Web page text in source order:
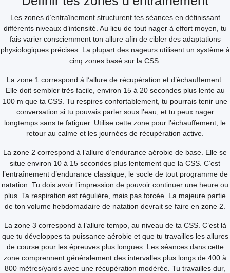
Les zones d’entraînement structurent tes séances en définissant
différents niveaux d’intensité. Au lieu de tout nager à effort moyen, tu
fais varier consciemment ton allure afin de cibler des adaptations
physiologiques précises. La plupart des nageurs utilisent un système à
cinq zones basé sur la CSS.
La zone 1 correspond à l’allure de récupération et d’échauffement.
Elle doit sembler très facile, environ 15 à 20 secondes plus lente au
100 m que ta CSS. Tu respires confortablement, tu pourrais tenir une
conversation si tu pouvais parler sous l’eau, et tu peux nager
longtemps sans te fatiguer. Utilise cette zone pour l’échauffement, le
retour au calme et les journées de récupération active.
La zone 2 correspond à l’allure d’endurance aérobie de base. Elle se
situe environ 10 à 15 secondes plus lentement que la CSS. C’est
l’entraînement d’endurance classique, le socle de tout programme de
natation. Tu dois avoir l’impression de pouvoir continuer une heure ou
plus. Ta respiration est régulière, mais pas forcée. La majeure partie
de ton volume hebdomadaire de natation devrait se faire en zone 2.
La zone 3 correspond à l’allure tempo, au niveau de ta CSS. C’est là
que tu développes ta puissance aérobie et que tu travailles les allures
de course pour les épreuves plus longues. Les séances dans cette
zone comprennent généralement des intervalles plus longs de 400 à
800 mètres/yards avec une récupération modérée. Tu travailles dur,